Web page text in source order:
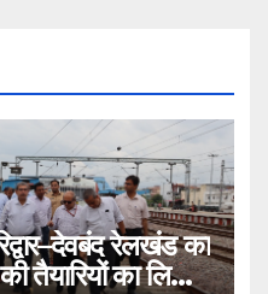
रेलखंड का
तैयारियों का लिया